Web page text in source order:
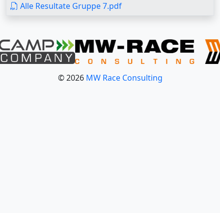
Alle Resultate Gruppe 7.pdf
© 2026 MW Race Consulting